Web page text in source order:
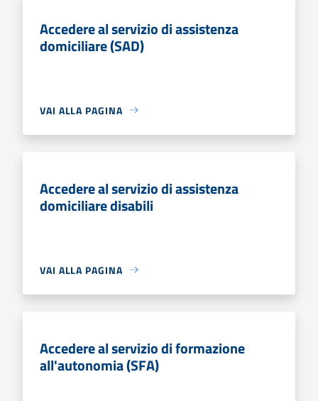
Accedere al servizio di assistenza
domiciliare (SAD)
VAI ALLA PAGINA
Accedere al servizio di assistenza
domiciliare disabili
VAI ALLA PAGINA
Accedere al servizio di formazione
all'autonomia (SFA)